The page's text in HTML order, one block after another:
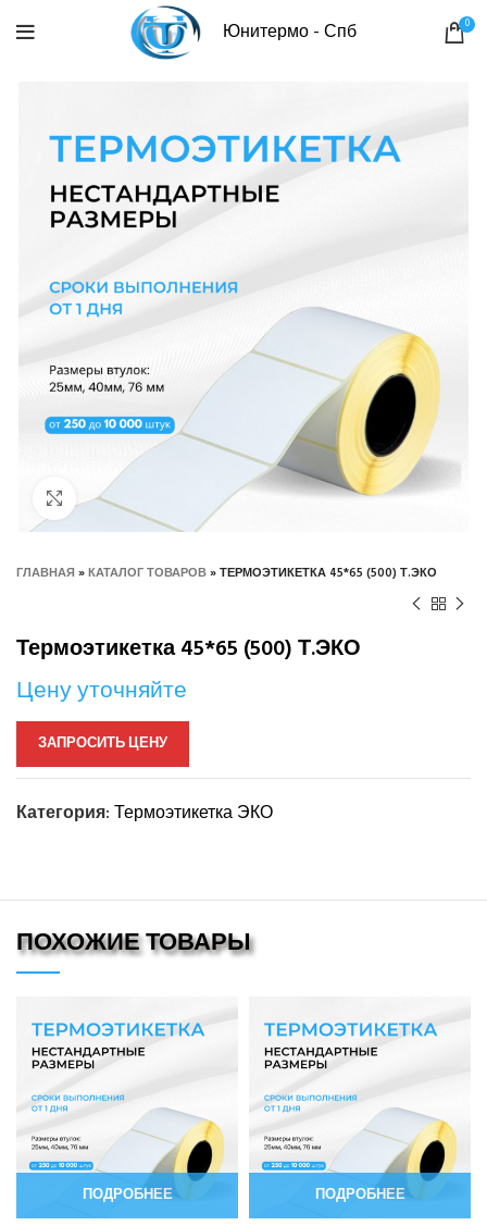
Юнитермо - Спб 0
Нажмите, чтобы увеличить
ГЛАВНАЯ»КАТАЛОГ ТОВАРОВ»ТЕРМОЭТИКЕТКА 45*65 (500) Т.ЭКО
Термоэтикетка 45*65 (500) Т.ЭКО
Цену уточняйте
ЗАПРОСИТЬ ЦЕНУ
Категория:Термоэтикетка ЭКО
ПОХОЖИЕ ТОВАРЫ
ПОДРОБНЕЕ ПОДРОБНЕЕ